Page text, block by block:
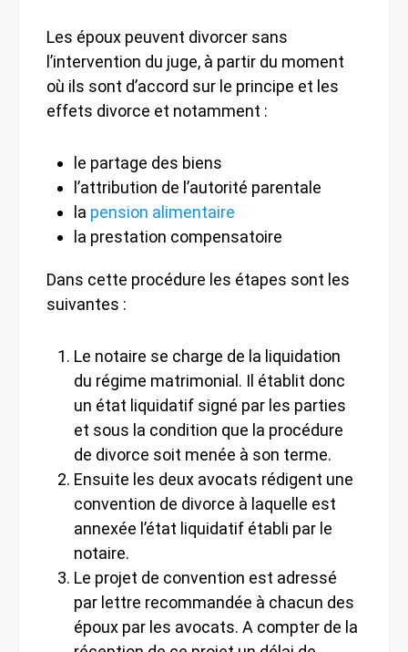
Les époux peuvent divorcer sans
l’intervention du juge, à partir du moment
où ils sont d’accord sur le principe et les
effets divorce et notamment :
le partage des biens
l’attribution de l’autorité parentale
la pension alimentaire
la prestation compensatoire
Dans cette procédure les étapes sont les
suivantes :
Le notaire se charge de la liquidation
du régime matrimonial. Il établit donc
un état liquidatif signé par les parties
et sous la condition que la procédure
de divorce soit menée à son terme.
Ensuite les deux avocats rédigent une
convention de divorce à laquelle est
annexée l’état liquidatif établi par le
notaire.
Le projet de convention est adressé
par lettre recommandée à chacun des
époux par les avocats. A compter de la